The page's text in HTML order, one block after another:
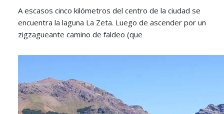
A escasos cinco kilómetros del centro de la ciudad se
encuentra la laguna La Zeta. Luego de ascender por un
zigzagueante camino de faldeo (que